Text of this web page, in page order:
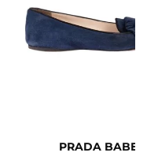
PRADA BABET